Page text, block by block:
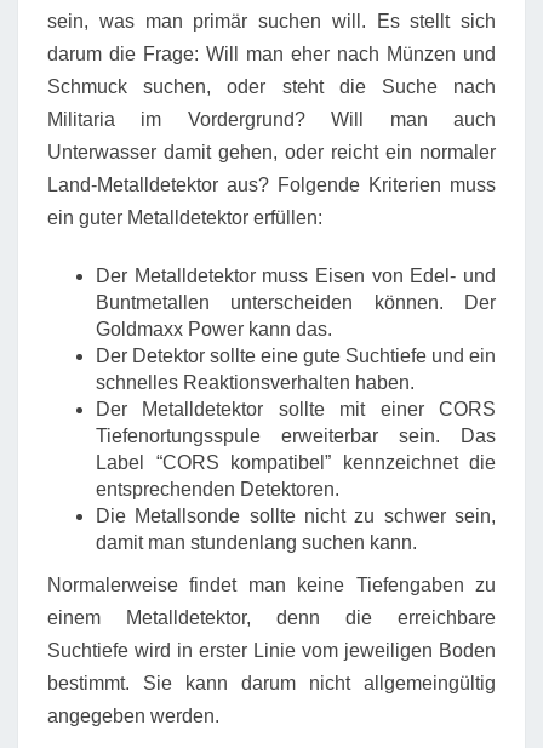
sein, was man primär suchen will. Es stellt sich
darum die Frage: Will man eher nach Münzen und
Schmuck suchen, oder steht die Suche nach
Militaria im Vordergrund? Will man auch
Unterwasser damit gehen, oder reicht ein normaler
Land-Metalldetektor aus? Folgende Kriterien muss
ein guter Metalldetektor erfüllen:
Der Metalldetektor muss Eisen von Edel- und
Buntmetallen unterscheiden können. Der
Goldmaxx Power kann das.
Der Detektor sollte eine gute Suchtiefe und ein
schnelles Reaktionsverhalten haben.
Der Metalldetektor sollte mit einer CORS
Tiefenortungsspule erweiterbar sein. Das
Label “CORS kompatibel” kennzeichnet die
entsprechenden Detektoren.
Die Metallsonde sollte nicht zu schwer sein,
damit man stundenlang suchen kann.
Normalerweise findet man keine Tiefengaben zu
einem Metalldetektor, denn die erreichbare
Suchtiefe wird in erster Linie vom jeweiligen Boden
bestimmt. Sie kann darum nicht allgemeingültig
angegeben werden.